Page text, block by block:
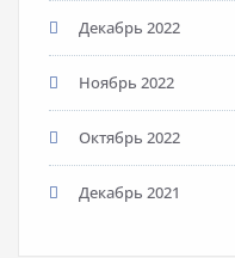
Декабрь 2022
Ноябрь 2022
Октябрь 2022
Декабрь 2021